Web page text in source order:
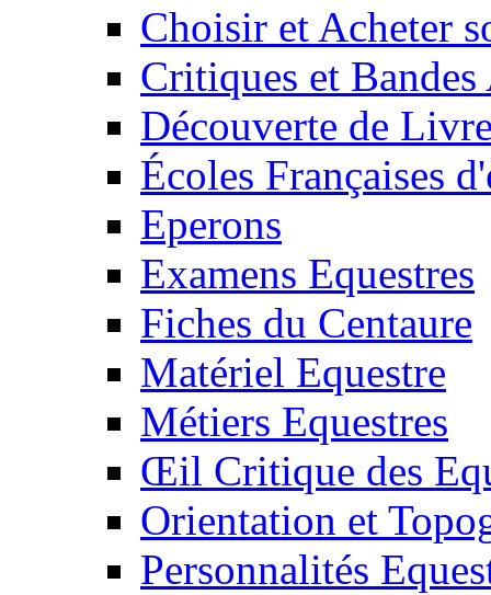
Choisir et Acheter
Critiques et
Découverte de
Écoles Françaises
Eperons
Examens Equestres
Fiches du Centaure
Matériel Equestre
Métiers Equestres
Œil Critique des
Orientation et
Personnalités